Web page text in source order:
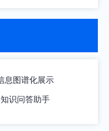
息图谱化展示
识问答助手